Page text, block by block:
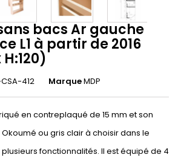
bacs Ar gauche
L1 à partir de 2016
H:120)
412 MarqueMDP
en contreplaqué de 15 mm et son
ou gris clair à choisir dans le
fonctionnalités. Il est équipé de 4